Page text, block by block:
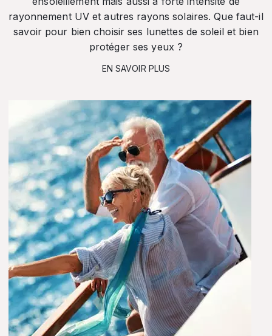
rayonnement UV et autres rayons solaires. Que faut-il
savoir pour bien choisir ses lunettes de soleil et bien
protéger ses yeux ?
EN SAVOIR PLUS